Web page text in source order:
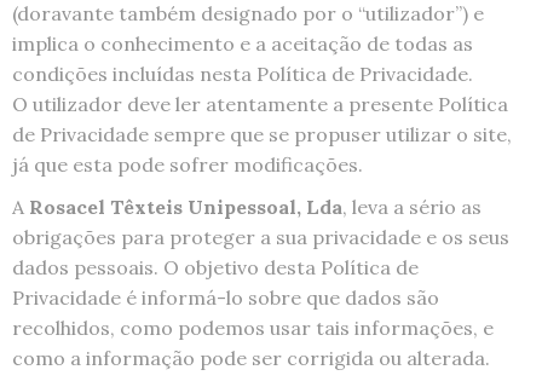
(doravante também designado por o “utilizador”) e
implica o conhecimento e a aceitação de todas as
condições incluídas nesta Política de Privacidade.
O utilizador deve ler atentamente a presente Política
de Privacidade sempre que se propuser utilizar o site,
já que esta pode sofrer modificações.
A Rosacel Têxteis Unipessoal, Lda, leva a sério as
obrigações para proteger a sua privacidade e os seus
dados pessoais. O objetivo desta Política de
Privacidade é informá-lo sobre que dados são
recolhidos, como podemos usar tais informações, e
como a informação pode ser corrigida ou alterada.